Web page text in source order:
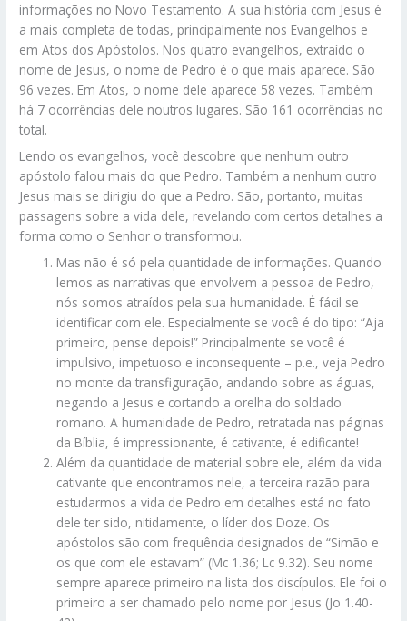
informações no Novo Testamento. A sua história com Jesus é
a mais completa de todas, principalmente nos Evangelhos e
em Atos dos Apóstolos. Nos quatro evangelhos, extraído o
nome de Jesus, o nome de Pedro é o que mais aparece. São
96 vezes. Em Atos, o nome dele aparece 58 vezes. Também
há 7 ocorrências dele noutros lugares. São 161 ocorrências no
total.
Lendo os evangelhos, você descobre que nenhum outro
apóstolo falou mais do que Pedro. Também a nenhum outro
Jesus mais se dirigiu do que a Pedro. São, portanto, muitas
passagens sobre a vida dele, revelando com certos detalhes a
forma como o Senhor o transformou.
Mas não é só pela quantidade de informações. Quando
lemos as narrativas que envolvem a pessoa de Pedro,
nós somos atraídos pela sua humanidade. É fácil se
identificar com ele. Especialmente se você é do tipo: “Aja
primeiro, pense depois!” Principalmente se você é
impulsivo, impetuoso e inconsequente – p.e., veja Pedro
no monte da transfiguração, andando sobre as águas,
negando a Jesus e cortando a orelha do soldado
romano. A humanidade de Pedro, retratada nas páginas
da Bíblia, é impressionante, é cativante, é edificante!
Além da quantidade de material sobre ele, além da vida
cativante que encontramos nele, a terceira razão para
estudarmos a vida de Pedro em detalhes está no fato
dele ter sido, nitidamente, o líder dos Doze. Os
apóstolos são com frequência designados de “Simão e
os que com ele estavam” (Mc 1.36; Lc 9.32). Seu nome
sempre aparece primeiro na lista dos discípulos. Ele foi o
primeiro a ser chamado pelo nome por Jesus (Jo 1.40-